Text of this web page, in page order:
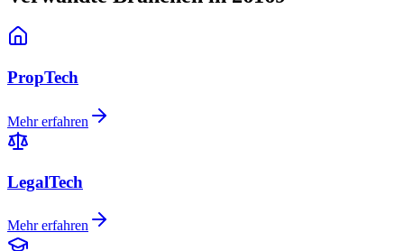
PropTech
Mehr erfahren
LegalTech
Mehr erfahren